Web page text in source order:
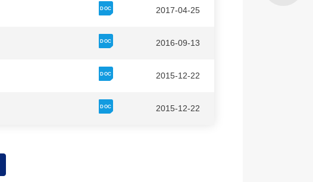
2017-04-25
2016-09-13
2015-12-22
2015-12-22